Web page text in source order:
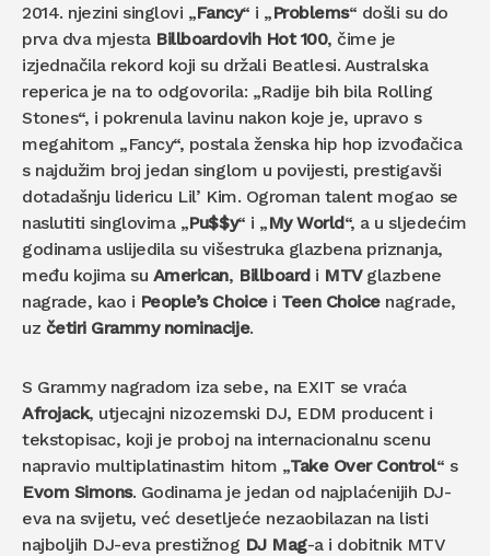
2014. njezini singlovi „Fancy“ i „Problems“ došli su do
prva dva mjesta Billboardovih Hot 100, čime je
izjednačila rekord koji su držali Beatlesi. Australska
reperica je na to odgovorila: „Radije bih bila Rolling
Stones“, i pokrenula lavinu nakon koje je, upravo s
megahitom „Fancy“, postala ženska hip hop izvođačica
s najdužim broj jedan singlom u povijesti, prestigavši
dotadašnju lidericu Lil’ Kim. Ogroman talent mogao se
naslutiti singlovima „Pu$$y“ i „My World“, a u sljedećim
godinama uslijedila su višestruka glazbena priznanja,
među kojima su American, Billboard i MTV glazbene
nagrade, kao i People’s Choicei Teen Choice nagrade,
uz četiri Grammy nominacije.
S Grammy nagradom iza sebe, na EXIT se vraća
Afrojack, utjecajni nizozemski DJ, EDM producent i
tekstopisac, koji je proboj na internacionalnu scenu
napravio multiplatinastim hitom „Take Over Control“ s
Evom Simons. Godinama je jedan od najplaćenijih DJ-
eva na svijetu, već desetljeće nezaobilazan na listi
najboljih DJ-eva prestižnog DJ Mag-a i dobitnik MTV